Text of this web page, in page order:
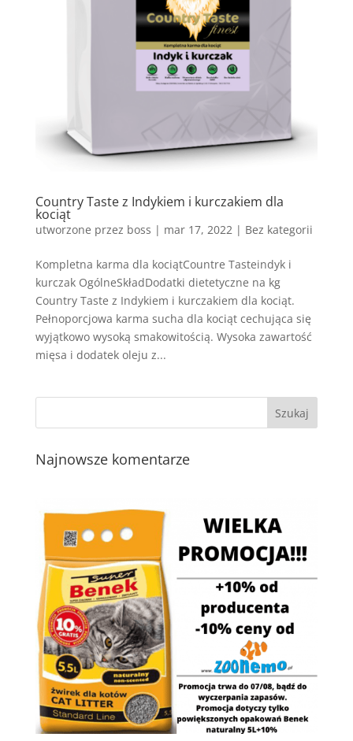
Country Taste z Indykiem i kurczakiem dla
kociąt
utworzone przez boss | mar 17, 2022| Bez kategorii
Kompletna karma dla kociątCountre Tasteindyk i
kurczak OgólneSkładDodatki dietetyczne na kg
Country Taste z Indykiem i kurczakiem dla kociąt.
Pełnoporcjowa karma sucha dla kociąt cechująca się
wyjątkowo wysoką smakowitością. Wysoka zawartość
mięsa i dodatek oleju z...
Najnowsze komentarze